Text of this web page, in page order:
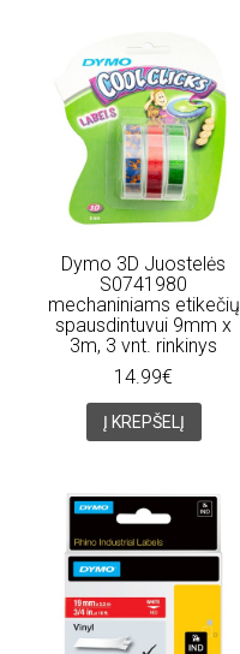
Dymo 3D Juostelės
S0741980
mechaniniams etikečių
spausdintuvui 9mm x
3m, 3 vnt. rinkinys
14.99€
Į KREPŠELĮ